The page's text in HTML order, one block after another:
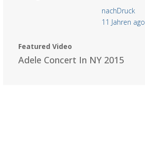
nachDruck
11 Jahren ago
Featured Video
Adele Concert In NY 2015